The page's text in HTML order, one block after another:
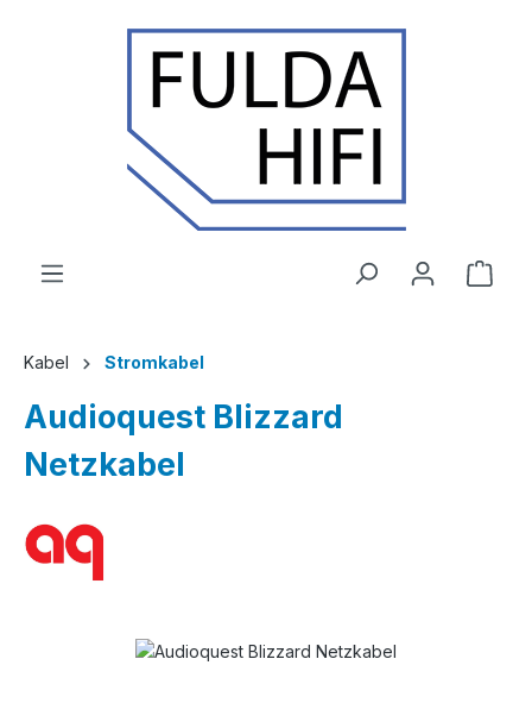
Zum Hauptinhalt springen
Kabel Stromkabel
Audioquest Blizzard
Netzkabel
Bildergalerie überspringen